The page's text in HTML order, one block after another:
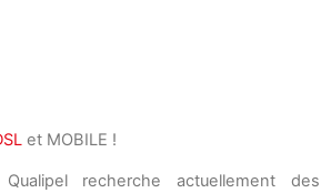
et MOBILE !
recherche actuellement des